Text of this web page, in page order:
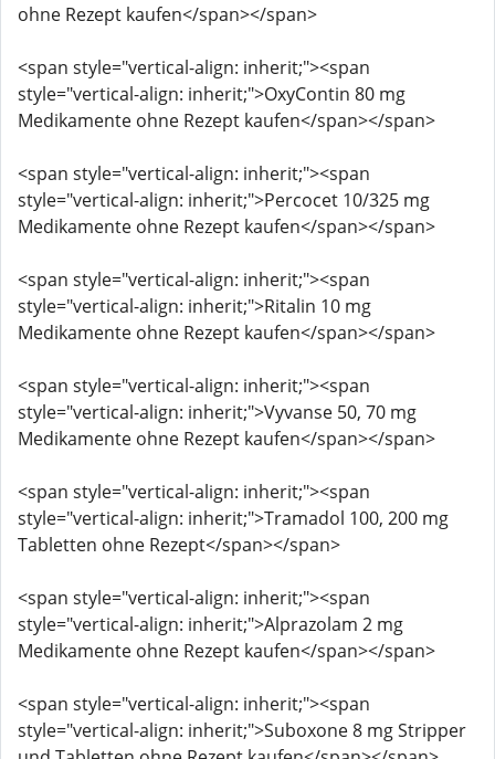
ohne Rezept kaufen</span></span>
<span style="vertical-align: inherit;"><span
style="vertical-align: inherit;">OxyContin 80 mg
Medikamente ohne Rezept kaufen</span></span>
<span style="vertical-align: inherit;"><span
style="vertical-align: inherit;">Percocet 10/325 mg
Medikamente ohne Rezept kaufen</span></span>
<span style="vertical-align: inherit;"><span
style="vertical-align: inherit;">Ritalin 10 mg
Medikamente ohne Rezept kaufen</span></span>
<span style="vertical-align: inherit;"><span
style="vertical-align: inherit;">Vyvanse 50, 70 mg
Medikamente ohne Rezept kaufen</span></span>
<span style="vertical-align: inherit;"><span
style="vertical-align: inherit;">Tramadol 100, 200 mg
Tabletten ohne Rezept</span></span>
<span style="vertical-align: inherit;"><span
style="vertical-align: inherit;">Alprazolam 2 mg
Medikamente ohne Rezept kaufen</span></span>
<span style="vertical-align: inherit;"><span
style="vertical-align: inherit;">Suboxone 8 mg Stripper